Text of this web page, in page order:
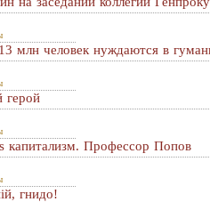
млн человек нуждаются в
герой
капитализм. Профессор Попов
гнидо!